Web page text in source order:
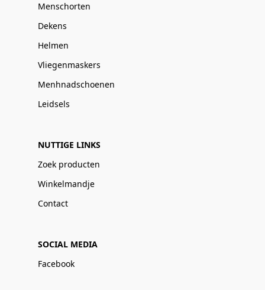
Menschorten
Dekens
Helmen
Vliegenmaskers
Menhnadschoenen
Leidsels
NUTTIGE LINKS
Zoek producten
Winkelmandje
Contact
SOCIAL MEDIA
Facebook